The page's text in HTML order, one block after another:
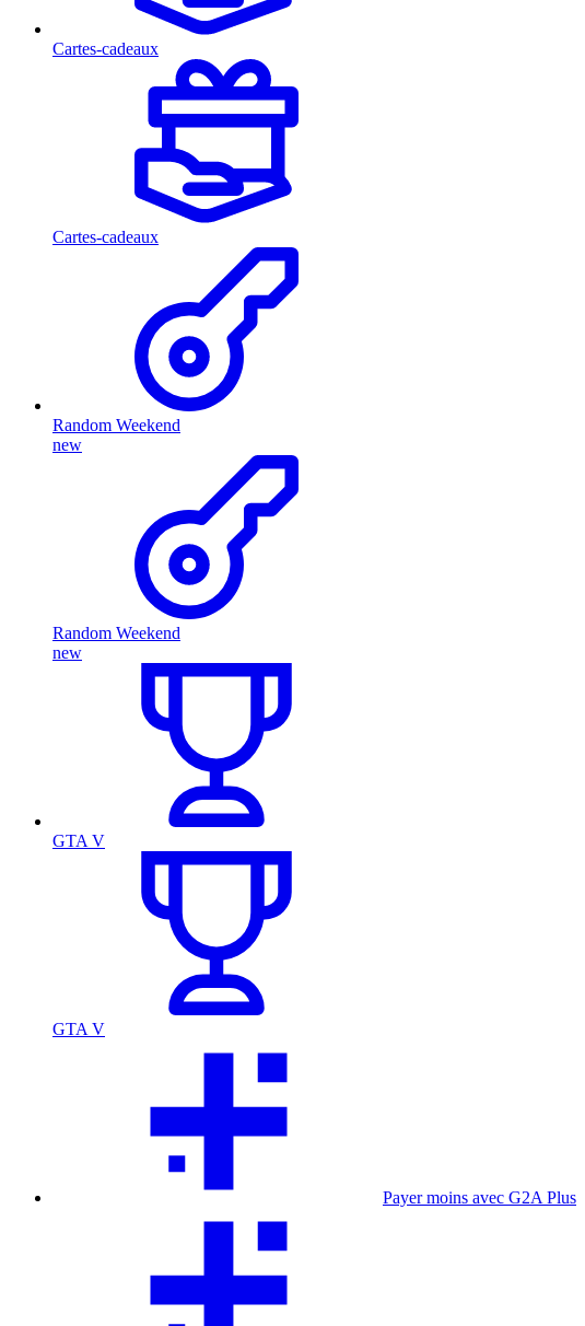
Cartes-cadeaux
Cartes-cadeaux
Random Weekend
new
Random Weekend
new
GTA V
GTA V
Payer moins avec G2A Plus